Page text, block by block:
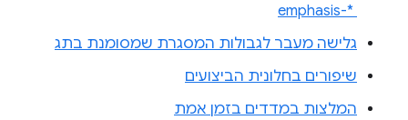
emphasis-* ‎
גלישה מעבר לגבולות המסגרת שמסומנת בתג
שיפורים בחלונית הביצועים
המלצות במדדים בזמן אמת